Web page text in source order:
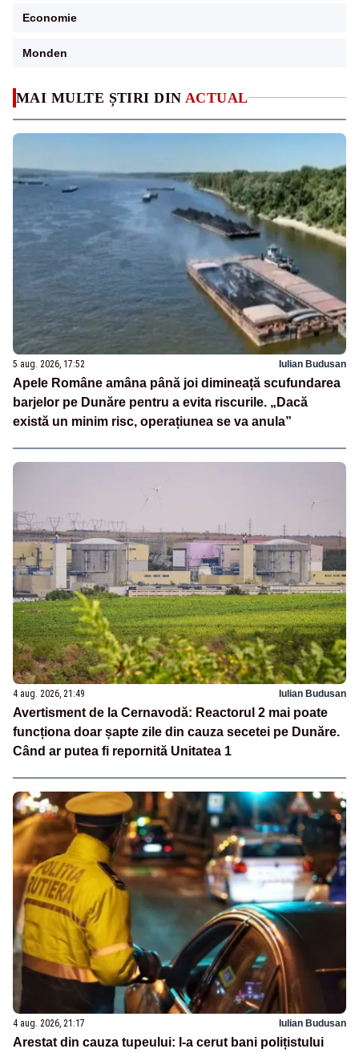
MAI MULTE ȘTIRI DIN ACTUAL
5 aug. 2026, 17:52 Iulian Budusan
Apele Române amâna până joi dimineață scufundarea
barjelor pe Dunăre pentru a evita riscurile. „Dacă
există un minim risc, operațiunea se va anula”
4 aug. 2026, 21:49 Iulian Budusan
Avertisment de la Cernavodă: Reactorul 2 mai poate
funcționa doar șapte zile din cauza secetei pe Dunăre.
Când ar putea fi repornită Unitatea 1
4 aug. 2026, 21:17 Iulian Budusan
Arestat din cauza tupeului: I-a cerut bani polițistului
Economie
Monden